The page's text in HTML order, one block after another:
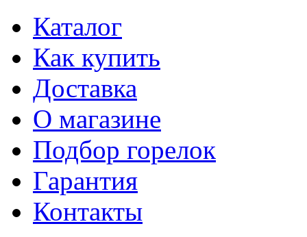
Каталог
Как купить
Доставка
О магазине
Подбор горелок
Гарантия
Контакты